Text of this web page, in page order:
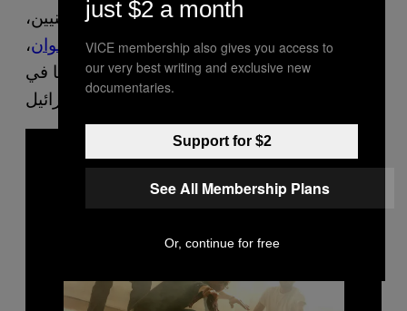
على سياسات “إسرائيل” تجاه الفلسطينيين،
مطالبين ملكة الجمال جنوب،لاليلا مسوان،
بمقاطعة ملكة جمال الكون بسبب عقدها في
just $2 a month
VICE membership also gives you access to
our very best writing and exclusive new
documentaries.
Support for $2
See All Membership Plans
Or, continue for free